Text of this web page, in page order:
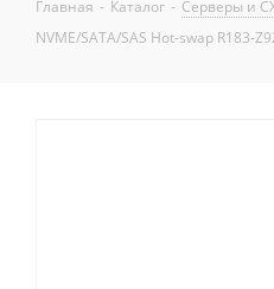
Главная - Каталог - Серверы и
NVME/SATA/SAS Hot-swap R183-